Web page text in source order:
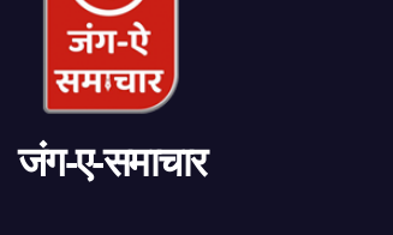
जंग-ए-समाचार